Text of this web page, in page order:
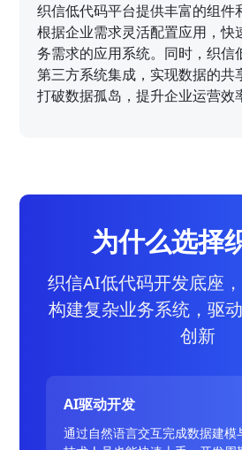
织信低代码平台提供丰富的组件
根据企业需求灵活配置应用，快
务需求的应用系统。同时，织信
第三方系统集成，实现数据的共
打破数据孤岛，提升企业运营效
为什么选择
织信AI低代码开发底座
构建复杂业务系统，驱
创新
AI驱动开发
通过自然语言交互完成数据建模